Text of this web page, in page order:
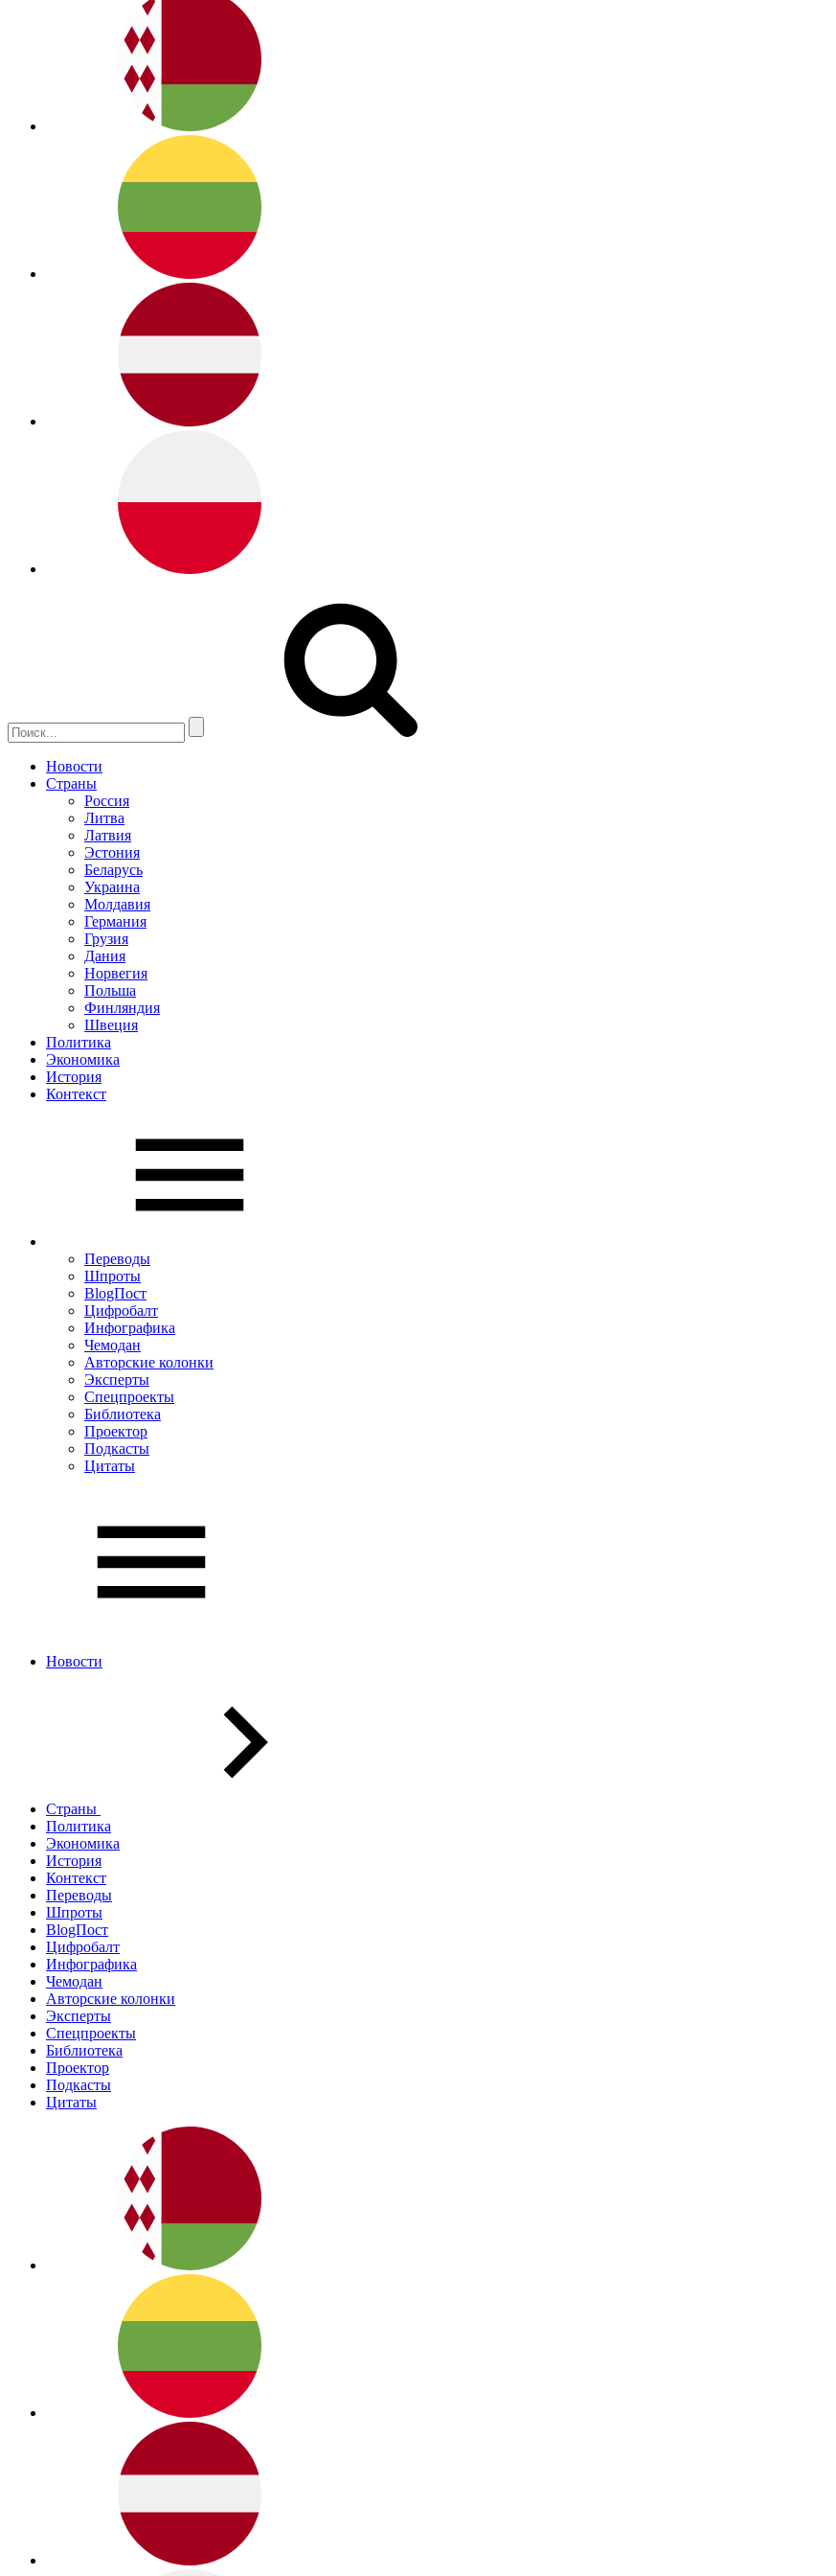
Новости
Страны
Россия
Литва
Латвия
Эстония
Беларусь
Украина
Молдавия
Германия
Грузия
Дания
Норвегия
Польша
Финляндия
Швеция
Политика
Экономика
История
Контекст
Переводы
Шпроты
BlogПост
Цифробалт
Инфографика
Чемодан
Авторские колонки
Эксперты
Спецпроекты
Библиотека
Проектор
Подкасты
Цитаты
Новости
Страны
Политика
Экономика
История
Контекст
Переводы
Шпроты
BlogПост
Цифробалт
Инфографика
Чемодан
Авторские колонки
Эксперты
Спецпроекты
Библиотека
Проектор
Подкасты
Цитаты